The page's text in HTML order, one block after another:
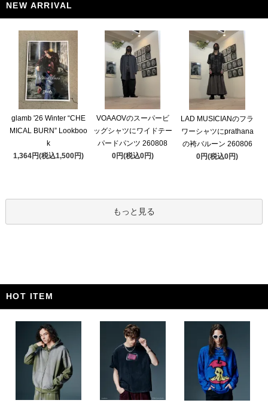
NEW ARRIVAL
glamb '26 Winter “CHE
MICAL BURN” Lookboo
k
1,364円(税込1,500円)
VOAAOVのスーパービ
ッグシャツにワイドテー
パードパンツ 260808
0円(税込0円)
LAD MUSICIANのフラ
ワーシャツにprathana
の袴バルーン 260806
0円(税込0円)
もっと見る
HOT ITEM